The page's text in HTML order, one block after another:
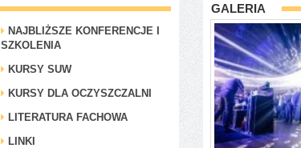
NAJBLIŻSZE KONFERENCJE I
SZKOLENIA
KURSY SUW
KURSY DLA OCZYSZCZALNI
LITERATURA FACHOWA
LINKI
GALERIA